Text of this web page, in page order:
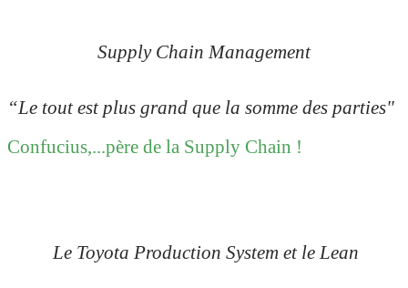
Supply Chain Management
“Le tout est plus grand que la somme des parties"
Confucius,...père de la Supply Chain !
Le Toyota Production System et le Lean